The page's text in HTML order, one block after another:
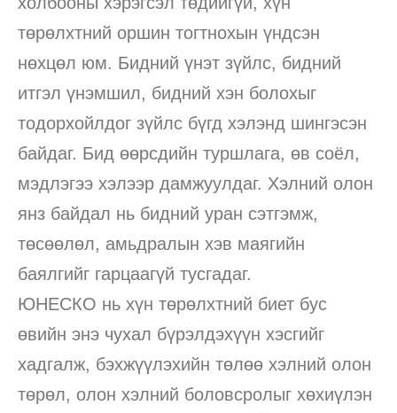
төрөлхтний оршин тогтнохын үндсэн
нөхцөл юм. Бидний үнэт зүйлс, бидний
итгэл үнэмшил, бидний хэн болохыг
тодорхойлдог зүйлс бүгд хэлэнд шингэсэн
байдаг. Бид өөрсдийн туршлага, өв соёл,
мэдлэгээ хэлээр дамжуулдаг. Хэлний олон
янз байдал нь бидний уран сэтгэмж,
төсөөлөл, амьдралын хэв маягийн
баялгийг гарцаагүй тусгадаг.
ЮНЕСКО нь хүн төрөлхтний биет бус
өвийн энэ чухал бүрэлдэхүүн хэсгийг
хадгалж, бэхжүүлэхийн төлөө хэлний олон
төрөл, олон хэлний боловсролыг хөхиүлэн